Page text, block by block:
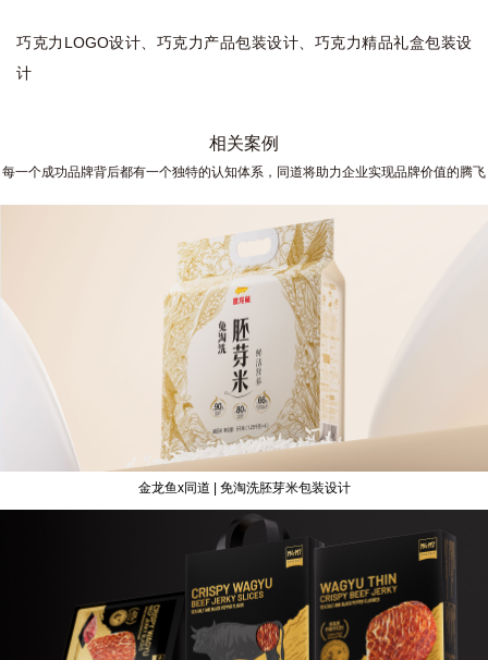
巧克力LOGO设计、巧克力产品包装设计、巧克力精品礼盒包装设
计
相关案例
每一个成功品牌背后都有一个独特的认知体系，同道将助力企业实现品牌价值的腾飞
金龙鱼x同道 | 免淘洗胚芽米包装设计